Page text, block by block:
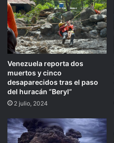
Venezuela reporta dos
muertos y cinco
desaparecidos tras el paso
del huracán “Beryl”
2 julio, 2024